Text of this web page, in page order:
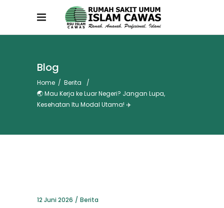
Blog
Home / Berita
/
🌏 Mau Kerja ke Luar Negeri? Jangan Lupa,
Kesehatan Itu Modal Utama! ✈️
12 Juni 2026 Berita